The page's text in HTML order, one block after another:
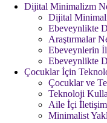
Dijital Minimalizm
Dijital
Ebeveynlikte
Araştırmalar
Ebeveynlerin
Ebeveynlikte
Çocuklar İçin
Çocuklar ve
Teknoloji
Aile İçi
Minimalist